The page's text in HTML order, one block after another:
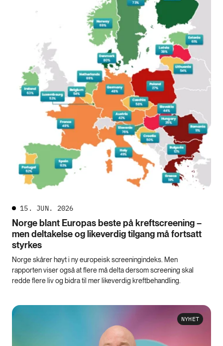
15. JUN. 2026
Norge blant Europas beste på kreftscreening –
men deltakelse og likeverdig tilgang må fortsatt
styrkes
Norge skårer høyt i ny europeisk screeningindeks. Men
rapporten viser også at flere må delta dersom screening skal
redde flere liv og bidra til mer likeverdig kreftbehandling.
NYHET